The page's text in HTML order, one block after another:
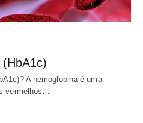
A hemoglobina é uma
vermelhos…